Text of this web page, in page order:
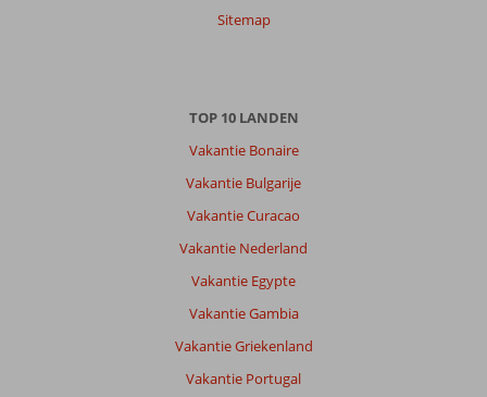
Sitemap
TOP 10 LANDEN
Vakantie Bonaire
Vakantie Bulgarije
Vakantie Curacao
Vakantie Nederland
Vakantie Egypte
Vakantie Gambia
Vakantie Griekenland
Vakantie Portugal